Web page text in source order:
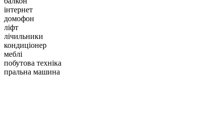
інтернет
домофон
ліфт
лічильники
кондиціонер
меблі
побутова техніка
пральна машина